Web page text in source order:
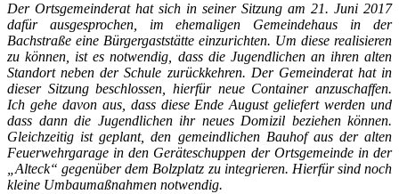
Der Ortsgemeinderat hat sich in seiner Sitzung am 21. Juni 2017
dafür ausgesprochen, im ehemaligen Gemeindehaus in der
Bachstraße eine Bürgergaststätte einzurichten. Um diese realisieren
zu können, ist es notwendig, dass die Jugendlichen an ihren alten
Standort neben der Schule zurückkehren. Der Gemeinderat hat in
dieser Sitzung beschlossen, hierfür neue Container anzuschaffen.
Ich gehe davon aus, dass diese Ende August geliefert werden und
dass dann die Jugendlichen ihr neues Domizil beziehen können.
Gleichzeitig ist geplant, den gemeindlichen Bauhof aus der alten
Feuerwehrgarage in den Geräteschuppen der Ortsgemeinde in der
„Alteck“ gegenüber dem Bolzplatz zu integrieren. Hierfür sind noch
kleine Umbaumaßnahmen notwendig.